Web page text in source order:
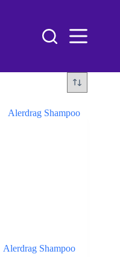
Alerdrag Shampoo